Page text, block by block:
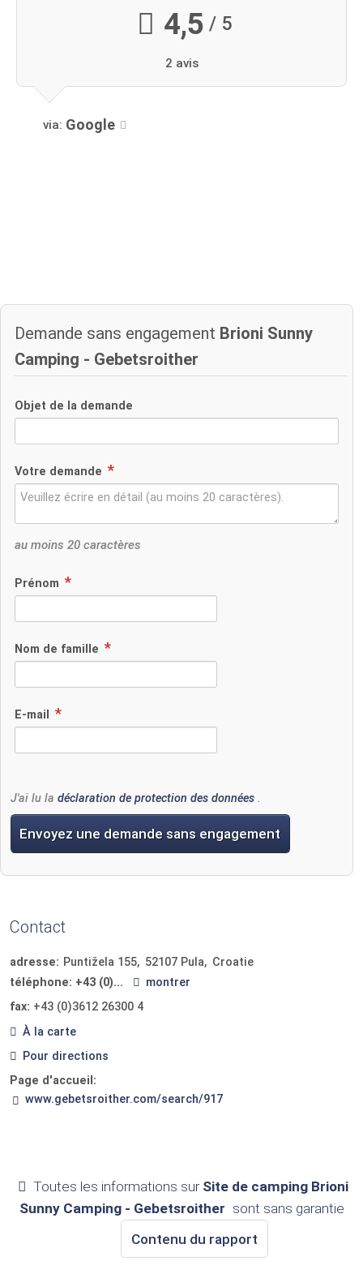
4,5 / 5
2 avis
via: Google
Demande sans engagement Brioni Sunny
Camping - Gebetsroither
Objet de la demande
Votre demande
au moins 20 caractères
Prénom
Nom de famille
E-mail
J'ai lu la déclaration de protection des données .
Envoyez une demande sans engagement
Contact
adresse: Puntižela 155 52107 Pula
Croatie
téléphone: +43 (0)...
montrer
fax: +43 (0)3612 26300 4
À la carte
Pour directions
Page d'accueil:
www.gebetsroither.com/search/917
Toutes les informations sur Site de camping Brioni
Sunny Camping - Gebetsroither sont sans garantie
Contenu du rapport